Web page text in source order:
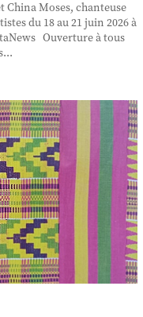
China Moses, chanteuse
du 18 au 21 juin 2026 à
Ouverture à tous